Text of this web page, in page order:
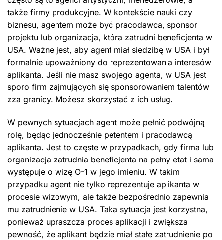
także firmy produkcyjne. W kontekście nauki czy
biznesu, agentem może być pracodawca, sponsor
projektu lub organizacja, która zatrudni beneficjenta w
USA. Ważne jest, aby agent miał siedzibę w USA i był
formalnie upoważniony do reprezentowania interesów
aplikanta. Jeśli nie masz swojego agenta, w USA jest
sporo firm zajmujących się sponsorowaniem talentów
zza granicy. Możesz skorzystać z ich usług.
W pewnych sytuacjach agent może pełnić podwójną
rolę, będąc jednocześnie petentem i pracodawcą
aplikanta. Jest to częste w przypadkach, gdy firma lub
organizacja zatrudnia beneficjenta na pełny etat i sama
występuje o wizę O-1 w jego imieniu. W takim
przypadku agent nie tylko reprezentuje aplikanta w
procesie wizowym, ale także bezpośrednio zapewnia
mu zatrudnienie w USA. Taka sytuacja jest korzystna,
ponieważ upraszcza proces aplikacji i zwiększa
pewność, że aplikant będzie miał stałe zatrudnienie po